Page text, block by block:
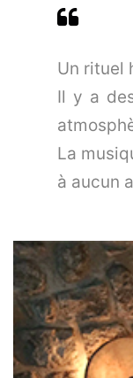
Un rituel
Il y a
La
à aucun